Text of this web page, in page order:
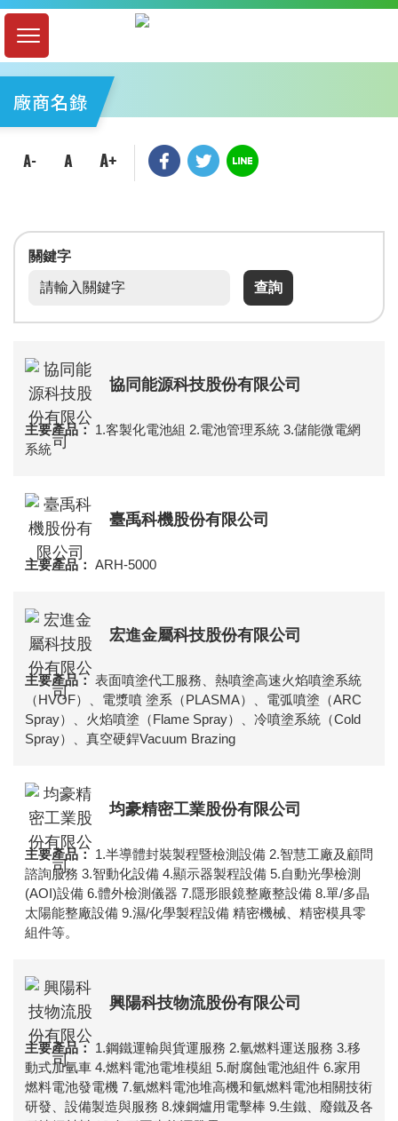
廠商名錄
關鍵字
協同能源科技股份有限公司
1.客製化電池組 2.電池管理系統 3.儲能微電網
系統
臺禹科機股份有限公司
ARH-5000
宏進金屬科技股份有限公司
表面噴塗代工服務、熱噴塗高速火焰噴塗系統
（HVOF）、電漿噴 塗系（PLASMA）、電弧噴塗（ARC
Spray）、火焰噴塗（Flame Spray）、冷噴塗系統（Cold
Spray）、真空硬銲Vacuum Brazing
均豪精密工業股份有限公司
1.半導體封裝製程暨檢測設備 2.智慧工廠及顧問
諮詢服務 3.智動化設備 4.顯示器製程設備 5.自動光學檢測
(AOI)設備 6.體外檢測儀器 7.隱形眼鏡整廠整設備 8.單/多晶
太陽能整廠設備 9.濕/化學製程設備 精密機械、精密模具零
組件等。
興陽科技物流股份有限公司
1.鋼鐵運輸與貨運服務 2.氫燃料運送服務 3.移
動式加氫車 4.燃料電池電堆模組 5.耐腐蝕電池組件 6.家用
燃料電池發電機 7.氫燃料電池堆高機和氫燃料電池相關技術
研發、設備製造與服務 8.煉鋼爐用電擊棒 9.生鐵、廢鐵及各